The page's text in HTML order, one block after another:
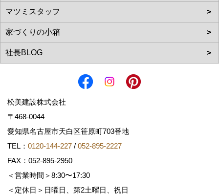
松美建設株式会社
〒468-0044
愛知県名古屋市天白区笹原町703番地
TEL： 0120-144-227 / 052-895-2227
FAX：052-895-2950
＜営業時間＞8:30〜17:30
＜定休日＞日曜日、第2土曜日、祝日